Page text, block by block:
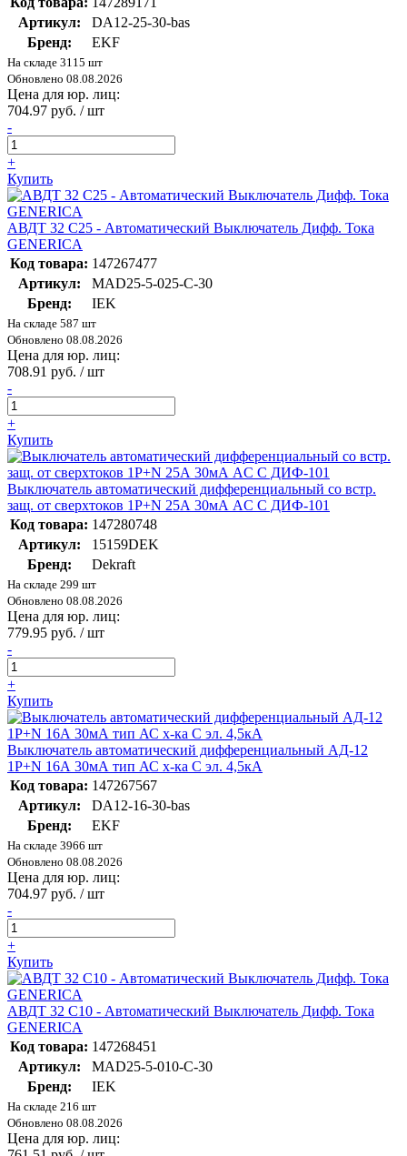
Артикул:
DA12-25-30-bas
Бренд:
EKF
На складе 3115 шт
Обновлено 08.08.2026
Цена для юр. лиц:
704.97 руб. / шт
-
+
Купить
АВДТ 32 C25 - Автоматический Выключатель Дифф. Тока
GENERICA
Код товара: 147267477
Артикул:
MAD25-5-025-C-30
Бренд:
IEK
На складе 587 шт
Обновлено 08.08.2026
Цена для юр. лиц:
708.91 руб. / шт
-
+
Купить
Выключатель автоматический дифференциальный со встр.
защ. от сверхтоков 1P+N 25А 30мА AC С ДИФ-101
Код товара: 147280748
Артикул:
15159DEK
Бренд:
Dekraft
На складе 299 шт
Обновлено 08.08.2026
Цена для юр. лиц:
779.95 руб. / шт
-
+
Купить
Выключатель автоматический дифференциальный АД-12
1P+N 16А 30мА тип АС х-ка C эл. 4,5кА
Код товара: 147267567
Артикул:
DA12-16-30-bas
Бренд:
EKF
На складе 3966 шт
Обновлено 08.08.2026
Цена для юр. лиц:
704.97 руб. / шт
-
+
Купить
АВДТ 32 C10 - Автоматический Выключатель Дифф. Тока
GENERICA
Код товара: 147268451
Артикул:
MAD25-5-010-C-30
Бренд:
IEK
На складе 216 шт
Обновлено 08.08.2026
Цена для юр. лиц: